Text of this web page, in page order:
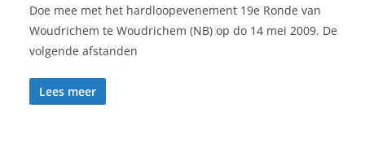
Doe mee met het hardloopevenement 19e Ronde van
Woudrichem te Woudrichem (NB) op do 14 mei 2009. De
volgende afstanden
Lees meer